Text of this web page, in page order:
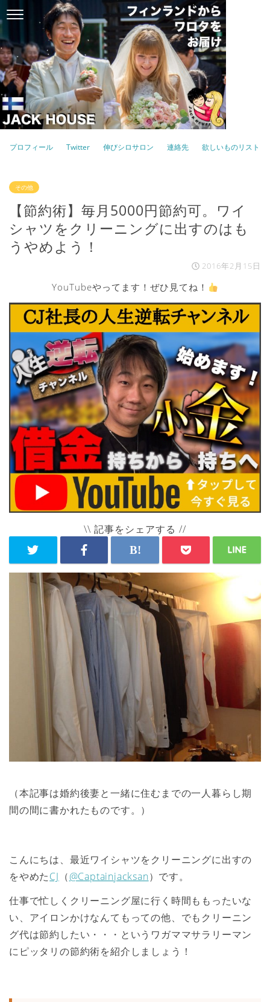
プロフィール Twitter 伸びシロサロン 連絡先 欲しいものリスト
その他
【節約術】毎月5000円節約可。ワイ
シャツをクリーニングに出すのはも
うやめよう！
2016年2月15日
YouTubeやってます！ぜひ見てね！
\\ 記事をシェアする //
（本記事は婚約後妻と一緒に住むまでの一人暮らし期
間の間に書かれたものです。）
こんにちは、最近ワイシャツをクリーニングに出すの
をやめたCJ （@Captainjacksan）です。
仕事で忙しくクリーニング屋に行く時間ももったいな
い、アイロンかけなんてもっての他、でもクリーニン
グ代は節約したい・・・というワガママサラリーマン
にピッタリの節約術を紹介しましょう！